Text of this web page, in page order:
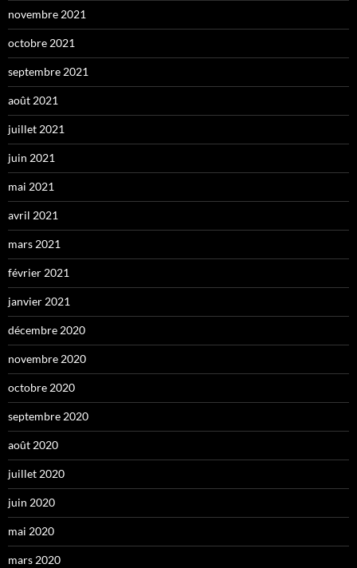
novembre 2021
octobre 2021
septembre 2021
août 2021
juillet 2021
juin 2021
mai 2021
avril 2021
mars 2021
février 2021
janvier 2021
décembre 2020
novembre 2020
octobre 2020
septembre 2020
août 2020
juillet 2020
juin 2020
mai 2020
mars 2020